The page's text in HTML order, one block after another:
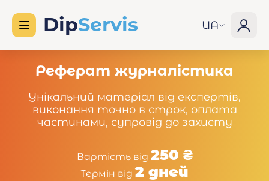
UA
Реферат журналістика
Унікальний матеріал від експертів,
виконання точно в строк, оплата
частинами, супровід до захисту
Вартість від 250 ₴
Термін від 2 дней